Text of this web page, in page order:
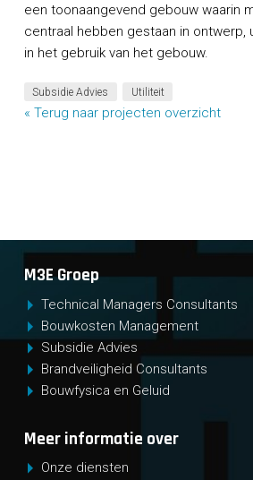
een toonaangevend gebouw waarin
centraal hebben gestaan in ontwerp,
in het gebruik van het gebouw.
Subsidie Advies Utiliteit
« Terug naar projecten overzicht
M3E Groep
Technical Managers Consultants
Bouwkosten Management
Subsidie Advies
Brandveiligheid Consultants
Bouwfysica en Geluid
Meer informatie over
Onze diensten